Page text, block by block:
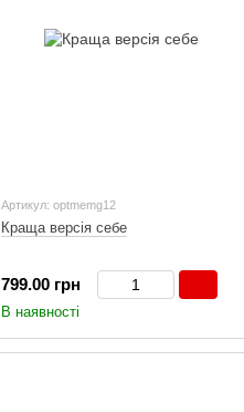
Артикул: optmemg12
Краща версія себе
799.00 грн
В наявності